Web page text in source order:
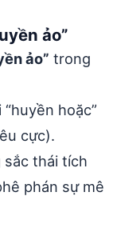
ảo”
ảo” trong
hoặc”
cực).
sắc thái tích
phán sự mê